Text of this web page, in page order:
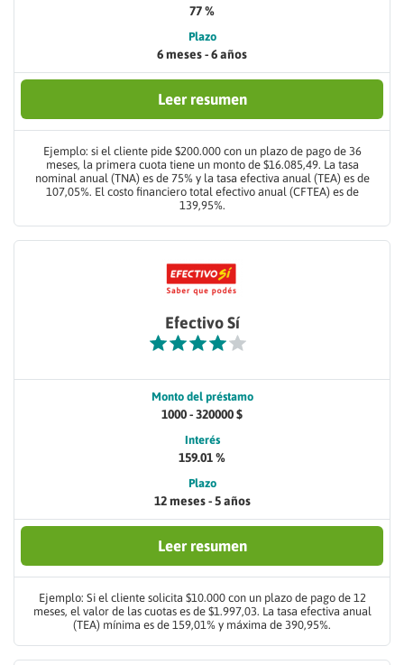
77 %
Plazo
6 meses - 6 años
Leer resumen
Ejemplo: si el cliente pide $200.000 con un plazo de pago de 36
meses, la primera cuota tiene un monto de $16.085,49. La tasa
nominal anual (TNA) es de 75% y la tasa efectiva anual (TEA) es de
107,05%. El costo financiero total efectivo anual (CFTEA) es de
139,95%.
Efectivo Sí
Monto del préstamo
1000 - 320000 $
Interés
159.01 %
Plazo
12 meses - 5 años
Leer resumen
Ejemplo: Si el cliente solicita $10.000 con un plazo de pago de 12
meses, el valor de las cuotas es de $1.997,03. La tasa efectiva anual
(TEA) mínima es de 159,01% y máxima de 390,95%.